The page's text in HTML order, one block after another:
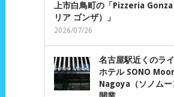
上市白鳥町の「Pizzeria
リア ゴンザ）」
2026/07/26
名古屋駅近くのラ
ホテル SONO
Nagoya（ソノムー